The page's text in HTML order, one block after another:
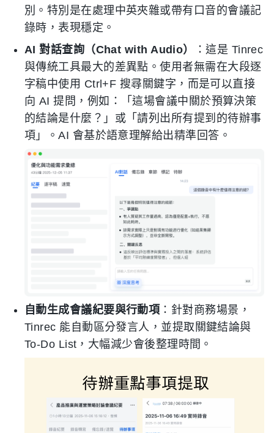
別。特別是在處理中英夾雜或帶有口音的會議記
錄時，表現穩定。
AI 對話查詢（Chat with Audio）
：這是 Tinrec
與傳統工具最大的差異點。使用者無需在大段逐
字稿中使用 Ctrl+F 搜尋關鍵字，而是可以直接
向 AI 提問，例如：「這場會議中關於預算決策
的結論是什麼？」或「請列出所有提到的待辦事
項」。AI 會基於語意理解給出精準回答。
自動生成會議紀要與行動項 ：針對商務場景，
Tinrec 能自動區分發言人，並提取關鍵結論與
To-Do List，大幅減少會後整理時間。